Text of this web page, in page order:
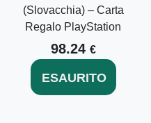
(Slovacchia) – Carta
Regalo PlayStation
98.24 €
ESAURITO